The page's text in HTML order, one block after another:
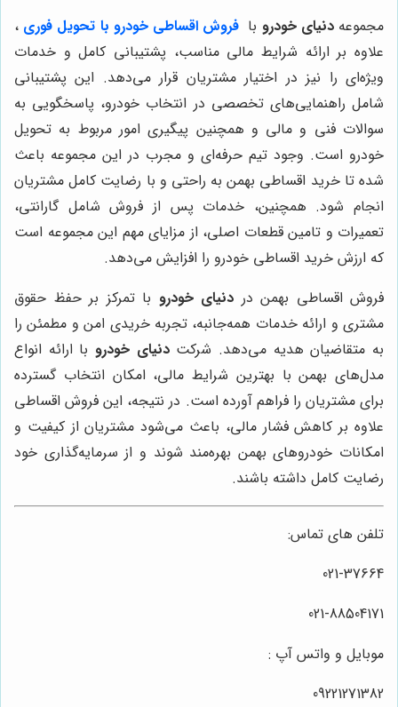
مجموعهدنیای خودرو با فروش اقساطی خودرو با تحویل فوری ،
علاوه بر ارائه شرایط مالی مناسب، پشتیبانی کامل و خدمات
ویژه‌ای را نیز در اختیار مشتریان قرار می‌دهد. این پشتیبانی
شامل راهنمایی‌های تخصصی در انتخاب خودرو، پاسخگویی به
سوالات فنی و مالی و همچنین پیگیری امور مربوط به تحویل
خودرو است. وجود تیم حرفه‌ای و مجرب در این مجموعه باعث
شده تا خرید اقساطی بهمن به راحتی و با رضایت کامل مشتریان
انجام شود. همچنین، خدمات پس از فروش شامل گارانتی،
تعمیرات و تامین قطعات اصلی، از مزایای مهم این مجموعه است
که ارزش خرید اقساطی خودرو را افزایش می‌دهد.
فروش اقساطی بهمن در دنیای خودرو با تمرکز بر حفظ حقوق
مشتری و ارائه خدمات همه‌جانبه، تجربه خریدی امن و مطمئن را
به متقاضیان هدیه می‌دهد. شرکتدنیای خودرو با ارائه انواع
مدل‌های بهمن با بهترین شرایط مالی، امکان انتخاب گسترده
برای مشتریان را فراهم آورده است. در نتیجه، این فروش اقساطی
علاوه بر کاهش فشار مالی، باعث می‌شود مشتریان از کیفیت و
امکانات خودروهای بهمن بهره‌مند شوند و از سرمایه‌گذاری خود
رضایت کامل داشته باشند.
تلفن های تماس:
021-37664
021-88504171
موبایل و واتس آپ :
09221271382